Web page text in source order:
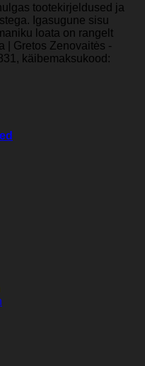
tootekirjeldused ja
Igasugune sisu
loata on rangelt
| Gretos Zenovaitės -
käibemaksukood: